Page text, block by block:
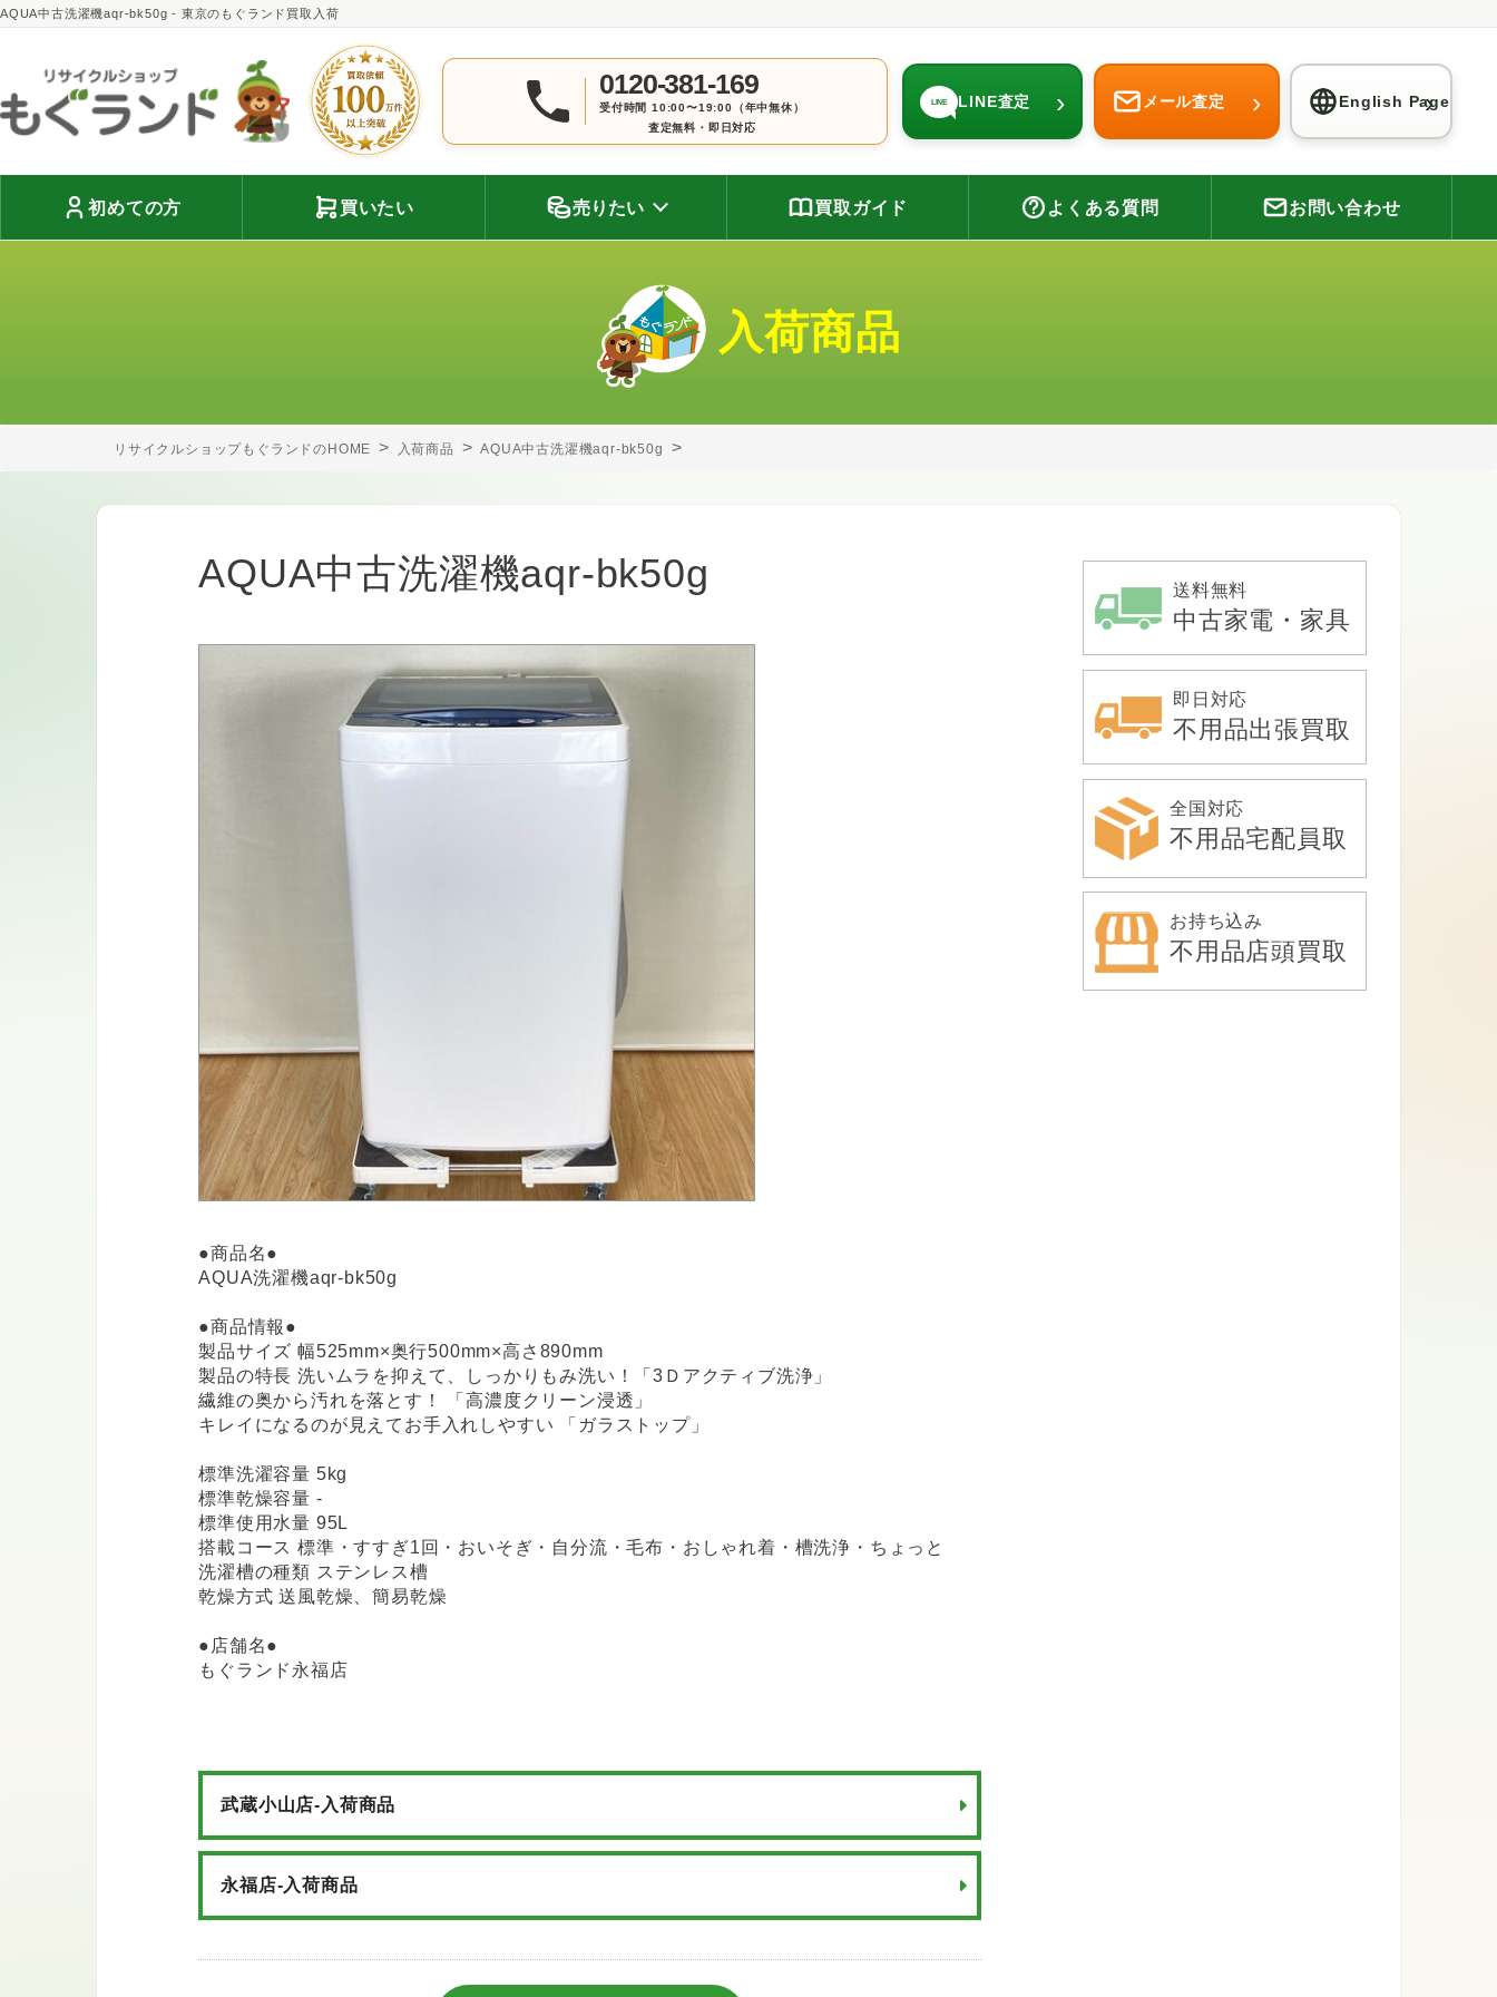
AQUA中古洗濯機aqr-bk50g - 東京のもぐランド買取入荷
0120-381-169
受付時間 10:00〜19:00（年中無休）
査定無料・即日対応
LINE LINE査定 › メール査定 › English Page
›
初めての方 買いたい 売りたい 買取ガイド よくある質問 お問い合わせ
入荷商品
リサイクルショップもぐランドのHOME 入荷商品 AQUA中古洗濯機aqr-bk50g
AQUA中古洗濯機aqr-bk50g
●商品名●
AQUA洗濯機aqr-bk50g
●商品情報●
製品サイズ 幅525mm×奥行500mm×高さ890mm
製品の特長 洗いムラを抑えて、しっかりもみ洗い！「3Ｄアクティブ洗浄」
繊維の奥から汚れを落とす！ 「高濃度クリーン浸透」
キレイになるのが見えてお手入れしやすい 「ガラストップ」
標準洗濯容量 5kg
標準乾燥容量 -
標準使用水量 95L
搭載コース 標準・すすぎ1回・おいそぎ・自分流・毛布・おしゃれ着・槽洗浄・ちょっと
洗濯槽の種類 ステンレス槽
乾燥方式 送風乾燥、簡易乾燥
●店舗名●
もぐランド永福店
武蔵小山店-入荷商品
永福店-入荷商品
送料無料
中古家電・家具
即日対応
不用品出張買取
全国対応
不用品宅配員取
お持ち込み
不用品店頭買取